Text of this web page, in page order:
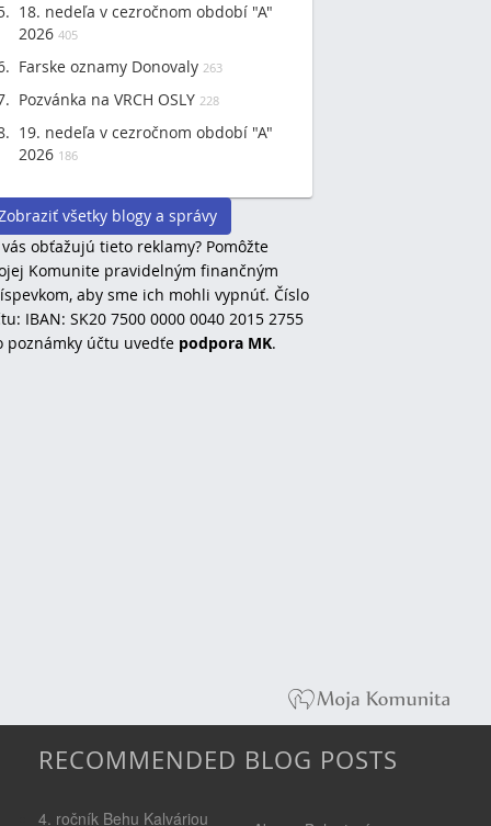
18. nedeľa v cezročnom období "A"
2026 405
Farske oznamy Donovaly 263
Pozvánka na VRCH OSLY 228
19. nedeľa v cezročnom období "A"
2026 186
všetky blogy a správy
obťažujú tieto reklamy? Pomôžte
Komunite pravidelným finančným
aby sme ich mohli vypnúť. Číslo
IBAN: SK20 7500 0000 0040 2015 2755
poznámky účtu uvedťe podpora MK.
RECOMMENDED BLOG POSTS
4. ročník Behu Kalváriou